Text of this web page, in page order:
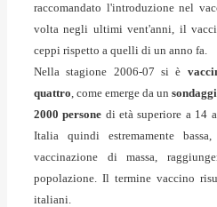
raccomandato l'introduzione nel
volta negli ultimi vent'anni, il
ceppi rispetto a quelli di un anno fa.
Nella stagione 2006-07 si è
quattro, come emerge da un
2000 persone di età superiore a 14
Italia quindi estremamente
vaccinazione di massa,
popolazione. Il termine vaccino
italiani.